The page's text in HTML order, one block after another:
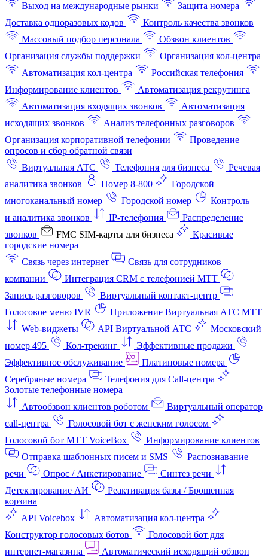
Выход на международные рынки
Защита номера
Доставка одноразовых кодов
Контроль качества звонков
Массовый подбор персонала
Обзвон клиентов
Организация службы поддержки
Организация кол-центра
Автоматизация кол-центра
Российская телефония
Информирование клиентов
Автоматизация рекрутинга
Автоматизация входящих звонков
Автоматизация
исходящих звонков
Анализ телефонных разговоров
Организация корпоративной телефонии
Проведение
опросов и сбор обратной связи
Виртуальная АТС
Телефония для бизнеса
Речевая
аналитика звонков
Номер 8-800
Городской
многоканальный номер
Городской номер
Контроль
и аналитика звонков
IP-телефония
Распределение
звонков
FMC SIM-карты для бизнеса
Красивые
городские номера
Связь через интернет
Связь для сотрудников
компании
Интеграция CRM с телефонией МТТ
Запись разговоров
Виртуальный контакт‑центр
Голосовое меню IVR
Приложение Виртуальная АТС МТТ
Web-виджеты
API Виртуальной АТС
Московский
номер 495
Кол-трекинг
Эффективные продажи
Эффективное обслуживание
Платиновые номера
Серебряные номера
Телефония для Call-центра
Золотые телефонные номера
Автообзвон клиентов роботом
Виртуальный оператор
call-центра
Голосовой бот с женским голосом
Голосовой бот МТТ VoiceBox
Информирование клиентов
Отправка шаблонных писем и SMS
Распознавание
речи
Опрос / Анкетирование
Синтез речи
Детектирование АИ
Реактивация базы / Брошенная
корзина
API Voicebox
Автоматизация кол‑центра
Конструктор голосовых ботов
Голосовой бот для
интернет‑магазина
Автоматический исходящий обзвон